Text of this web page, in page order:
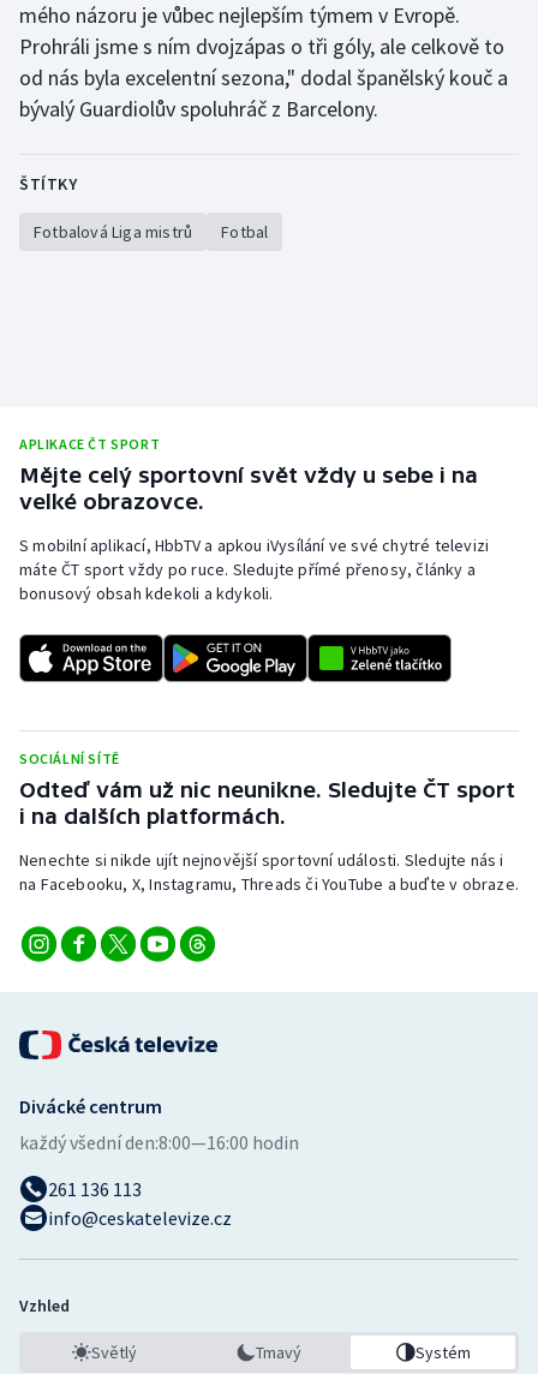
Ragby
Rychlobruslení
Vodní slalom
Volejbal
Ostatní
mého názoru je vůbec nejlepším týmem v Evropě.
Prohráli jsme s ním dvojzápas o tři góly, ale celkově to
od nás byla excelentní sezona," dodal španělský kouč a
bývalý Guardiolův spoluhráč z Barcelony.
ŠTÍTKY
Fotbalová Liga mistrů Fotbal
APLIKACE ČT SPORT
Mějte celý sportovní svět vždy u sebe i na
velké obrazovce.
S mobilní aplikací, HbbTV a apkou iVysílání ve své chytré televizi
máte ČT sport vždy po ruce. Sledujte přímé přenosy, články a
bonusový obsah kdekoli a kdykoli.
SOCIÁLNÍ SÍTĚ
Odteď vám už nic neunikne. Sledujte ČT sport
i na dalších platformách.
Nenechte si nikde ujít nejnovější sportovní události. Sledujte nás i
na Facebooku, X, Instagramu, Threads či YouTube a buďte v obraze.
Divácké centrum
každý všední den:8:00—16:00 hodin
261 136 113
info@ceskatelevize.cz
Vzhled
Světlý Tmavý Systém